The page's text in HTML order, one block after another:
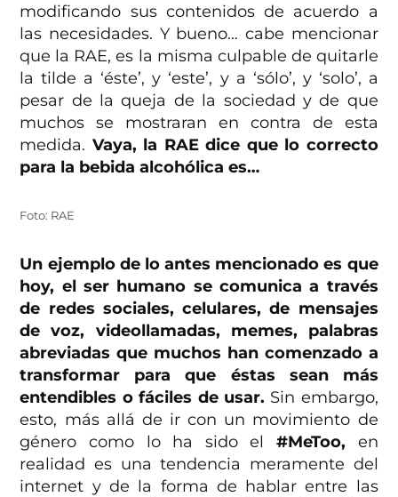
modificando sus contenidos de acuerdo a
las necesidades. Y bueno… cabe mencionar
que la RAE, es la misma culpable de quitarle
la tilde a ‘éste’, y ‘este’, y a ‘sólo’, y ‘solo’, a
pesar de la queja de la sociedad y de que
muchos se mostraran en contra de esta
medida. Vaya, la RAE dice que lo correcto
para la bebida alcohólica es…
Foto: RAE
Un ejemplo de lo antes mencionado es que
hoy, el ser humano se comunica a través
de redes sociales, celulares, de mensajes
de voz, videollamadas, memes, palabras
abreviadas que muchos han comenzado a
transformar para que éstas sean más
entendibles o fáciles de usar. Sin embargo,
esto, más allá de ir con un movimiento de
género como lo ha sido el #MeToo, en
realidad es una tendencia meramente del
internet y de la forma de hablar entre las